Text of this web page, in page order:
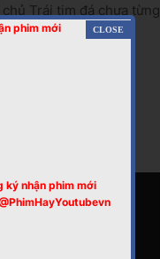
phim mới
ký nhận phim mới
Trái tim đá chưa từng